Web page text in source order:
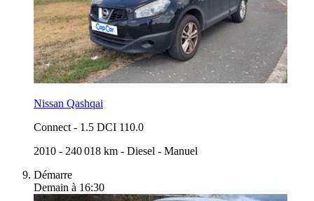
Nissan Qashqai
Connect - 1.5 DCI 110.0
2010 - 240 018 km - Diesel - Manuel
Démarre
Demain à 16:30